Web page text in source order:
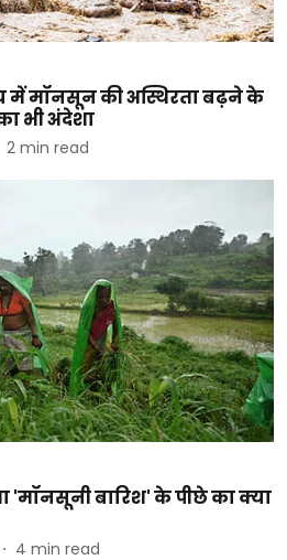
में मॉनसून की अस्थिरता बढ़ने के
भी अंदेशा
2 min read
'मॉनसूनी बारिश' के पीछे का क्या
4 min read